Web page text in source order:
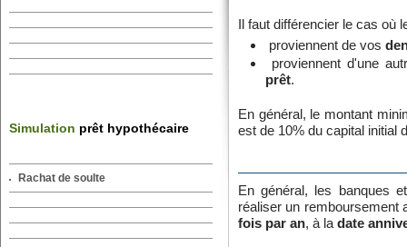
Simulation prêt hypothécaire
Rachat de soulte
Il faut différencier le cas où
proviennent de vos
proviennent d'une
prêt.
En général, le montant
est de 10% du capital initial
En général, les banques
réaliser un remboursement
fois par an, à la date